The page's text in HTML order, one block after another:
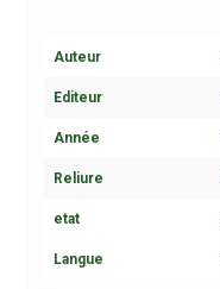
Auteur
Editeur
Année
Reliure
etat
Langue